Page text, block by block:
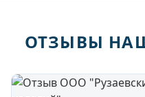
ОТЗЫВЫ